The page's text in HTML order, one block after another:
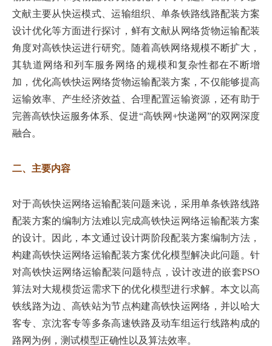
文献主要从快运模式、运输组织、单条铁路线路配装方案
设计优化等方面进行探讨，鲜有文献从网络货物运输配装
角度对高铁快运进行研究。随着高铁网络规模不断扩大，
其轨道网络和列车服务网络的规模和复杂性都在不断增
加，优化高铁快运网络货物运输配装方案，不仅能够提高
运输效率、产生经济效益、合理配置运输资源，还有助于
完善高铁快运服务体系、促进“高铁网+快递网”的双网深度
融合。
二、主要内容
对于高铁快运网络运输配装问题来说，采用单条铁路线路
配装方案的编制方法难以完成高铁快运网络运输配装方案
的设计。因此，本文通过设计两阶段配装方案编制方法，
构建高铁快运网络运输配装方案优化模型解决此问题。针
对高铁快运网络运输配装问题特点，设计改进的嵌套PSO
算法对大规模货运需求下的优化模型进行求解。本文以高
铁线路为边、高铁站为节点构建高铁快运网络，并以哈大
客专、京沈客专等多条高速铁路及动车组运行线路构成的
路网为例，测试模型正确性以及算法效率。